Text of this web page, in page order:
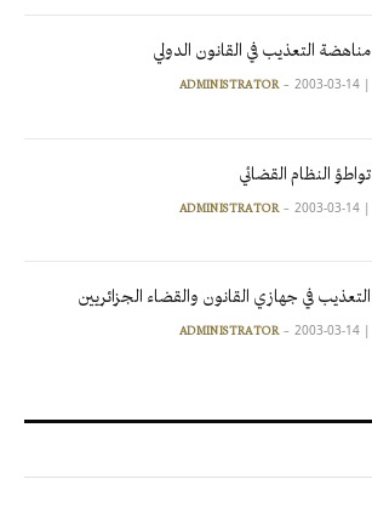
مناهضة التعذيب في القانون الدولي
|
ADMINISTRATOR 2003-03-14
تواطؤ النظام القضائي
|
ADMINISTRATOR 2003-03-14
التعذيب في جهازي القانون والقضاء الجزائريين
|
ADMINISTRATOR 2003-03-14